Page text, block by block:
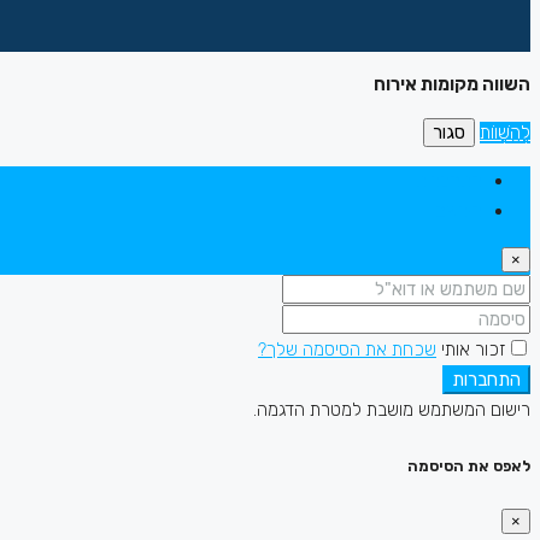
השווה מקומות אירוח
לְהַשְׁווֹת סגור
×
זכור אותי שכחת את הסיסמה שלך?
התחברות
רישום המשתמש מושבת למטרת הדגמה.
לאפס את הסיסמה
×